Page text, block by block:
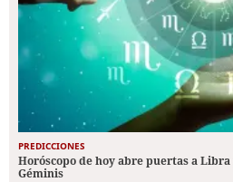
PREDICCIONES
Horóscopo de hoy abre puertas a
Géminis